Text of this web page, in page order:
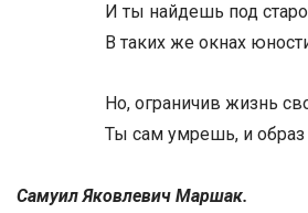
И ты найдешь под
В таких же окнах юности
Но, ограничив жизнь
Ты сам умрешь, и образ
Самуил Яковлевич Маршак.